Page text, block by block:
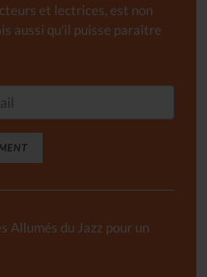
et lectrices, est non
aussi qu'il puisse paraître
Allumés du Jazz pour un